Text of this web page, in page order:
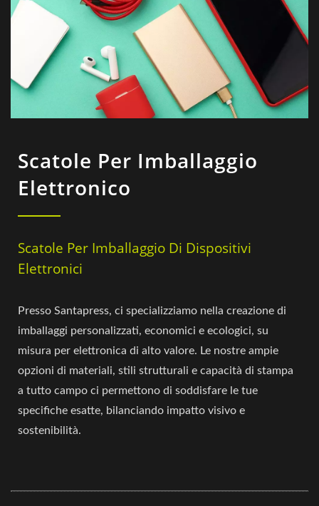
Scatole Per Imballaggio
Elettronico
Scatole Per Imballaggio Di Dispositivi
Elettronici
Presso Santapress, ci specializziamo nella creazione di
imballaggi personalizzati, economici e ecologici, su
misura per elettronica di alto valore. Le nostre ampie
opzioni di materiali, stili strutturali e capacità di stampa
a tutto campo ci permettono di soddisfare le tue
specifiche esatte, bilanciando impatto visivo e
sostenibilità.